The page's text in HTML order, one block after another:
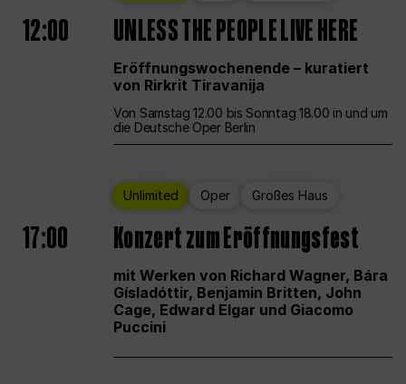
12:00 UNLESS THE PEOPLE LIVE HERE
Eröffnungswochenende – kuratiert
von Rirkrit Tiravanija
Von Samstag 12.00 bis Sonntag 18.00 in und um
die Deutsche Oper Berlin
Unlimited Oper Großes Haus
17:00 Konzert zum Eröffnungsfest
mit Werken von Richard Wagner, Bára
Gísladóttir, Benjamin Britten, John
Cage, Edward Elgar und Giacomo
Puccini